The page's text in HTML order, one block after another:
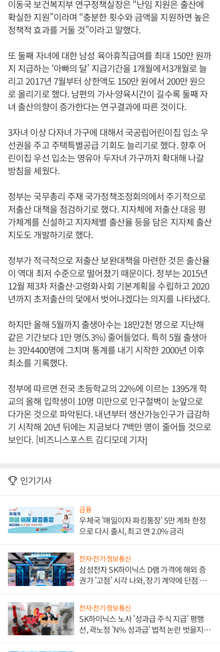
이동국 보건복지부 연구정책실장은 “난임 지원은 출산에
확실한 지원”이라며 “충분한 횟수와 금액을 지원하면 높은
정책적 효과를 거둘 것”이라고 말했다.
또 둘째 자녀에 대한 남성 육아휴직급여를 최대 150만 원까
지 지급하는 ‘아빠의 달’ 지급기간을 1개월에서3개월로 늘
리고 2017년 7월부터 상한액도 150만 원에서 200만 원으
로 올리기로 했다. 남편의 가사·양육시간이 길수록 둘째 자
녀 출산의향이 증가한다는 연구결과에 따른 것이다.
3자녀 이상 다자녀 가구에 대해서 국공립어린이집 입소 우
선권을 주고 주택특별공급 기회도 늘리기로 했다. 향후 어
린이집 우선 입소는 영유아 두자녀 가구까지 확대해 나갈
방침을 세웠다.
정부는 국무총리 주재 국가정책조정회의에서 주기적으로
저출산 대책을 점검하기로 했다. 지자체에 저출산 대응 평
가체계를 신설하고 지자체별 출산율 등을 담은 지자체 출산
지도도 개발하기로 했다.
정부가 적극적으로 저출산 보완대책을 마련한 것은 출산율
이 역대 최저 수준으로 떨어졌기 때문이다. 정부는 2015년
12월 제3차 저출산·고령화사회 기본계획을 수립하고 2020
년까지 초저출산의 덫에서 벗어나겠다는 의지를 나타냈다.
하지만 올해 5월까지 출생아수는 18만2천 명으로 지난해
같은 기간보다 1만 명(5.3%) 줄어들었다. 특히 5월 출생아
는 3만4400명에 그치며 통계를 내기 시작한 2000년 이후
최소를 기록했다.
정부에 따르면 전국 초등학교의 22%에 이르는 1395개 학
교의 올해 입학생이 10명 미만으로 인구절벽이 눈앞으로
다가온 것으로 파악된다. 내년부터 생산가능인구가 급감하
기 시작해 20년 뒤에는 지금보다 7백만 명이 줄어들 것으로
보인다. [비즈니스포스트 김디모데 기자]
인기기사
금융
우체국 '매일이자 파킹통장' 5만 계좌 한정
으로 다시 출시, 최고 연 2.0% 금리
전자·전기·정보통신
삼성전자 SK하이닉스 D램 가격에 해외 증
권가 '고점' 시각 나와, 장기 계약에 단점 부
전자·전기·정보통신
SK하이닉스 노사 '성과급 주식 지급' 평행
선, 곽노정 'N% 성과급' 법적 논란 벗을지 주